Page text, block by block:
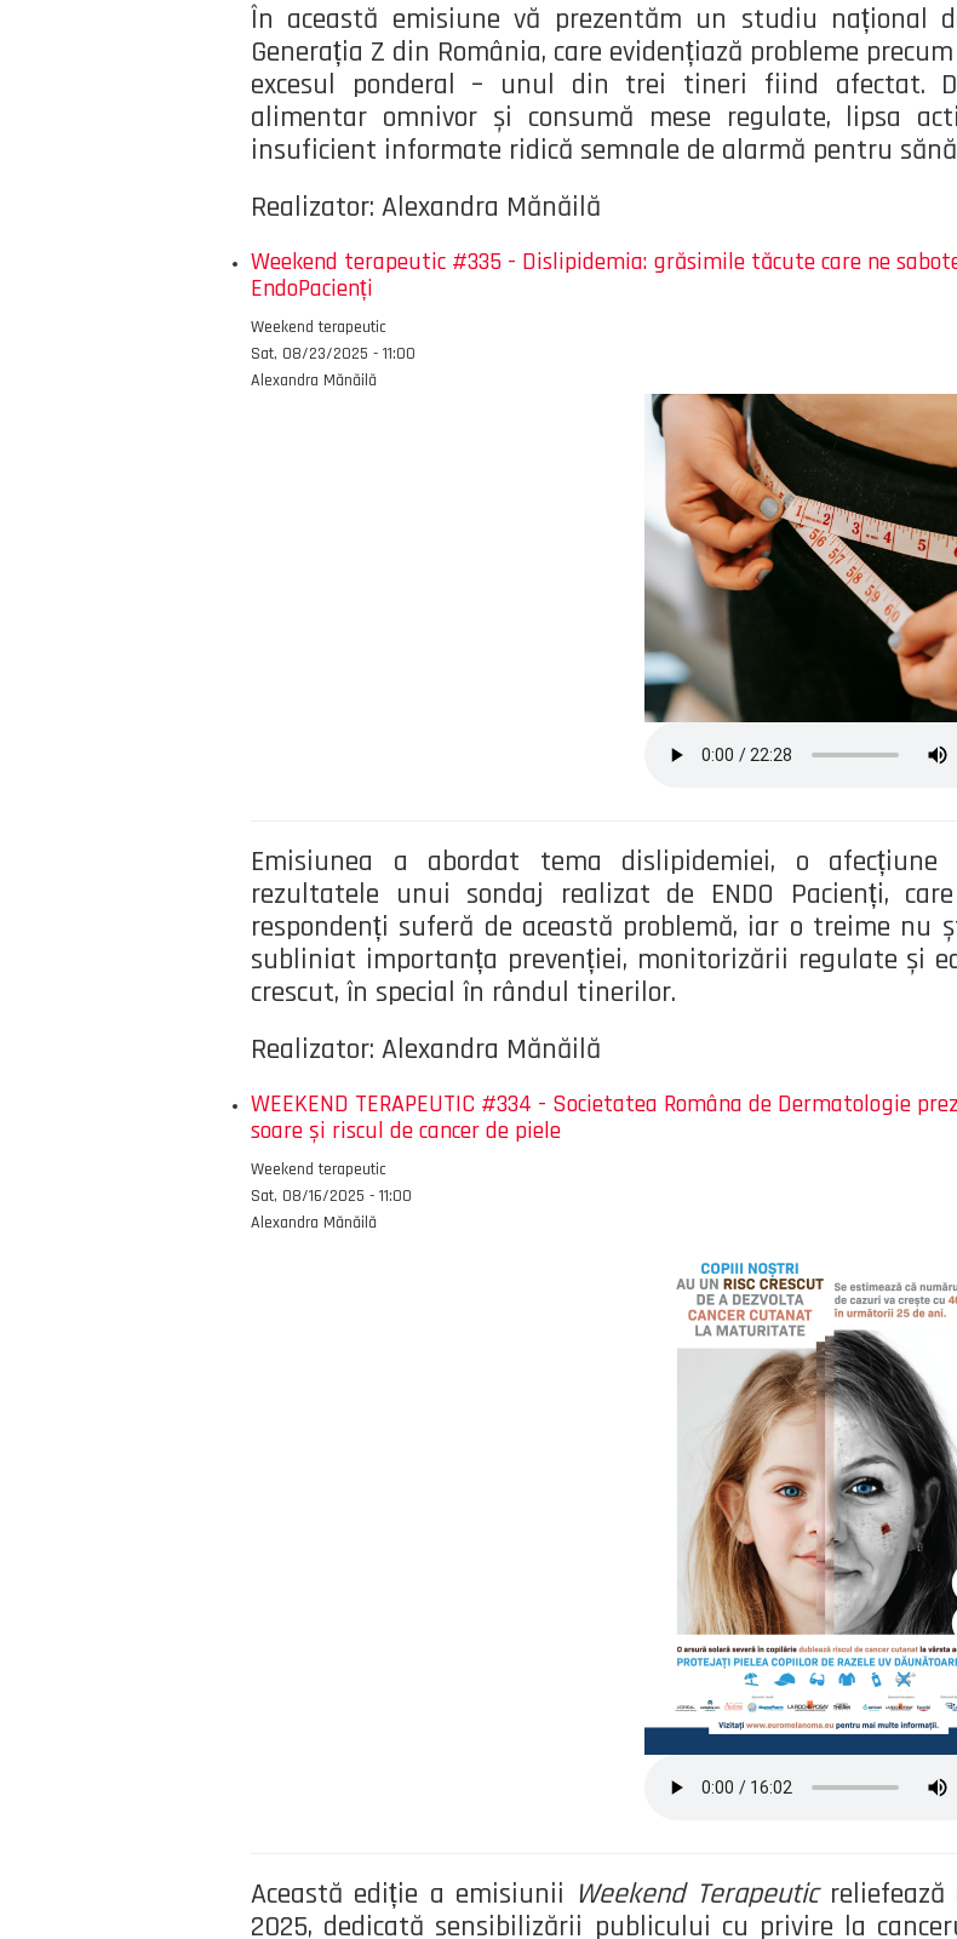
În această emisiune vă prezentăm un studiu național
Generația Z din România, care evidențiază probleme
excesul ponderal – unul din trei tineri fiind afectat.
alimentar omnivor și consumă mese regulate, lipsa
insuficient informate ridică semnale de alarmă pentru
Realizator: Alexandra Mănăilă
Weekend terapeutic #335 - Dislipidemia: grăsimile tăcute care ne
EndoPacienți
Emisiunea
Weekend terapeutic
Data
Sat, 08/23/2025 - 11:00
Autor
Alexandra Mănăilă
Emisiunea a abordat tema dislipidemiei, o afecțiune
rezultatele unui sondaj realizat de ENDO Pacienți,
respondenți suferă de această problemă, iar o treime
subliniat importanța prevenției, monitorizării regulate și
crescut, în special în rândul tinerilor.
Realizator: Alexandra Mănăilă
WEEKEND TERAPEUTIC #334 - Societatea Româna de Dermatologie
soare și riscul de cancer de piele
Emisiunea
Weekend terapeutic
Data
Sat, 08/16/2025 - 11:00
Autor
Alexandra Mănăilă
Această ediție a emisiunii Weekend Terapeuticreliefează
2025, dedicată sensibilizării publicului cu privire la